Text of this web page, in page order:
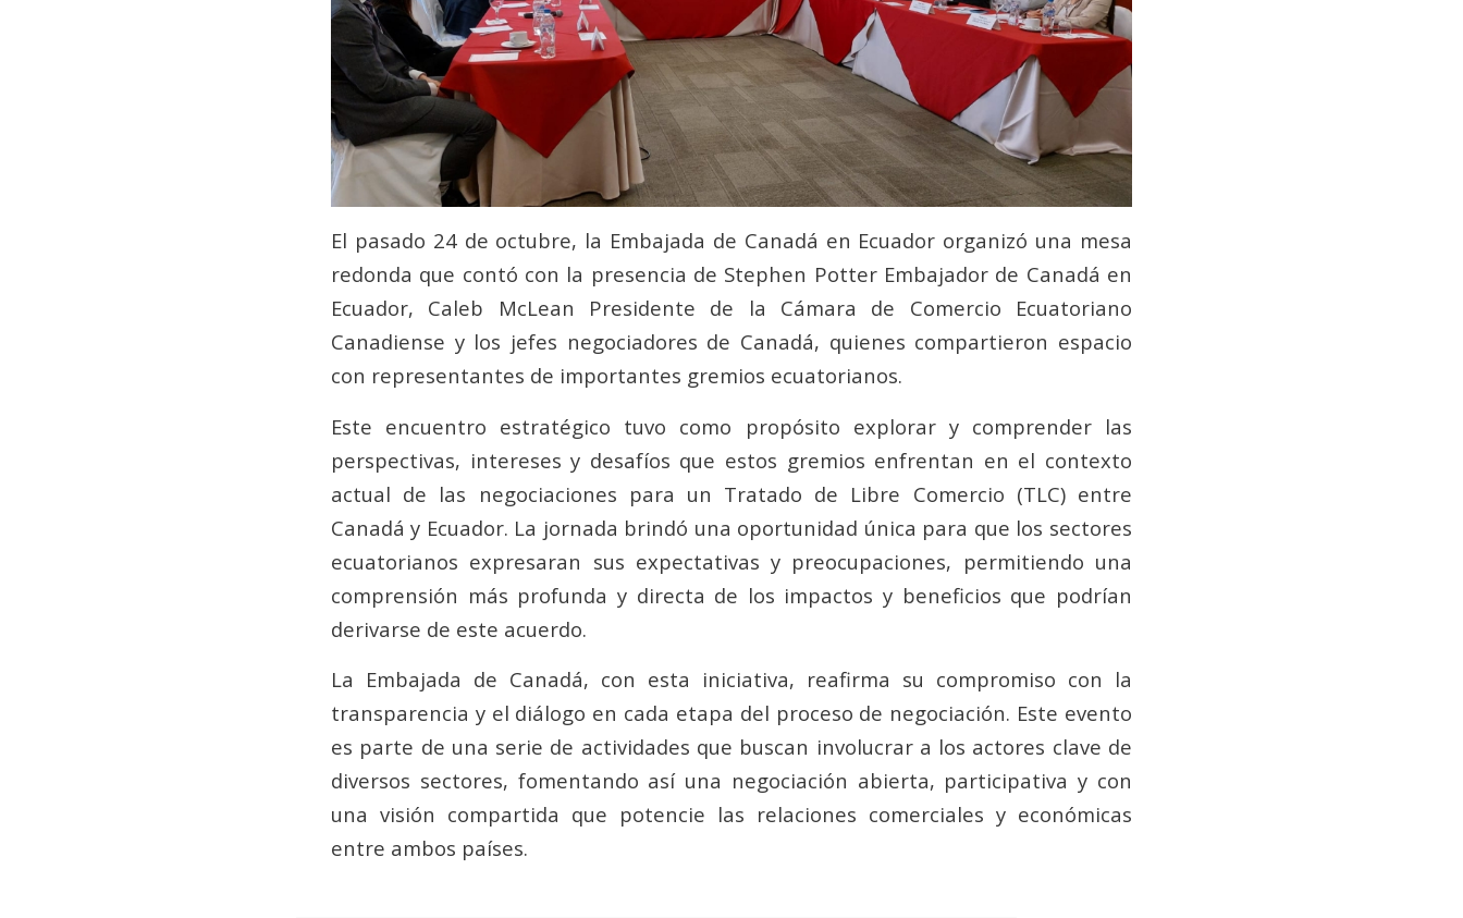
El pasado 24 de octubre, la Embajada de Canadá en Ecuador organizó una mesa
redonda que contó con la presencia de Stephen Potter Embajador de Canadá en
Ecuador, Caleb McLean Presidente de la Cámara de Comercio Ecuatoriano
Canadiense y los jefes negociadores de Canadá, quienes compartieron espacio
con representantes de importantes gremios ecuatorianos.
Este encuentro estratégico tuvo como propósito explorar y comprender las
perspectivas, intereses y desafíos que estos gremios enfrentan en el contexto
actual de las negociaciones para un Tratado de Libre Comercio (TLC) entre
Canadá y Ecuador. La jornada brindó una oportunidad única para que los sectores
ecuatorianos expresaran sus expectativas y preocupaciones, permitiendo una
comprensión más profunda y directa de los impactos y beneficios que podrían
derivarse de este acuerdo.
La Embajada de Canadá, con esta iniciativa, reafirma su compromiso con la
transparencia y el diálogo en cada etapa del proceso de negociación. Este evento
es parte de una serie de actividades que buscan involucrar a los actores clave de
diversos sectores, fomentando así una negociación abierta, participativa y con
una visión compartida que potencie las relaciones comerciales y económicas
entre ambos países.